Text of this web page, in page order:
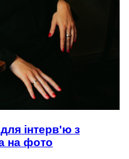
інтерв'ю з
на фото